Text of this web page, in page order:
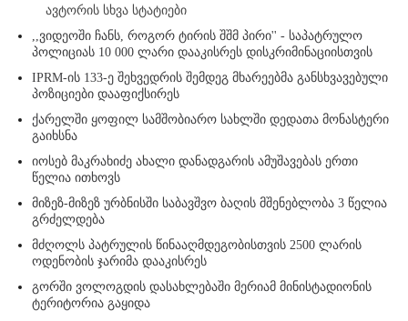
ავტორის სხვა სტატიები
,,ვიდეოში ჩანს, როგორ ტირის შშმ პირი'' - საპატრულო
პოლიციას 10 000 ლარი დააკისრეს დისკრიმინაციისთვის
IPRM-ის 133-ე შეხვედრის შემდეგ მხარეებმა განსხვავებული
პოზიციები დააფიქსირეს
ქარელში ყოფილ სამშობიარო სახლში დედათა მონასტერი
გაიხსნა
იოსებ მაკრახიძე ახალი დანადგარის ამუშავებას ერთი
წელია ითხოვს
მიზეზ-მიზეზ ურბნისში საბავშვო ბაღის მშენებლობა 3 წელია
გრძელდება
მძღოლს პატრულის წინააღმდეგობისთვის 2500 ლარის
ოდენობის ჯარიმა დააკისრეს
გორში ვოლოგდის დასახლებაში მერიამ მინისტადიონის
ტერიტორია გაყიდა